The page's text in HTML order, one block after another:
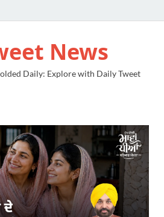
News
Daily: Explore with Daily Tweet